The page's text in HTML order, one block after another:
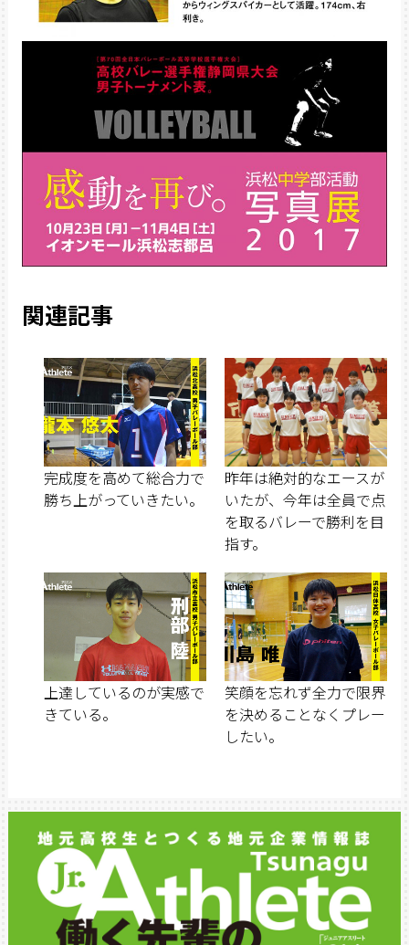
関連記事
完成度を高めて総合力で
勝ち上がっていきたい。
昨年は絶対的なエースが
いたが、今年は全員で点
を取るバレーで勝利を目
指す。
上達しているのが実感で
きている。
笑顔を忘れず全力で限界
を決めることなくプレー
したい。